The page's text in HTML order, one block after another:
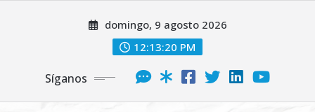
domingo, 9 agosto 2026
12:13:21 PM
Síganos